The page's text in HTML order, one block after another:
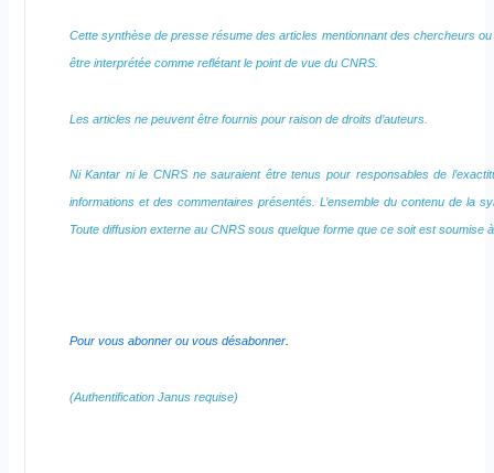
Cette synthèse de presse résume des articles mentionnant des chercheurs
être interprétée comme reflétant le point de vue du CNRS.
Les articles ne peuvent être fournis pour raison de droits d’auteurs.
Ni Kantar ni le CNRS ne sauraient être tenus pour responsables de
informations et des commentaires présentés. L’ensemble du contenu de la
Toute diffusion externe au CNRS sous quelque forme que ce soit est soumise
Pour vous abonner ou vous désabonner.
(Authentification Janus requise)